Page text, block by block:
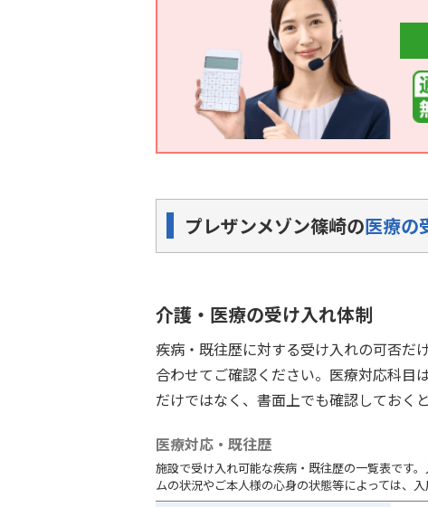
プレザンメゾン篠崎の医療の
介護・医療の受け入れ体制
疾病・既往歴に対する受け入れの可否だ
合わせてご確認ください。医療対応科目
だけではなく、書面上でも確認しておくと
医療対応・既往歴
施設で受け入れ可能な疾病・既往歴の一覧表です
ムの状況やご本人様の心身の状態等によっては、